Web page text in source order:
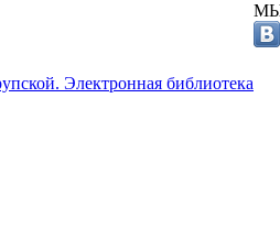
Электронная библиотека